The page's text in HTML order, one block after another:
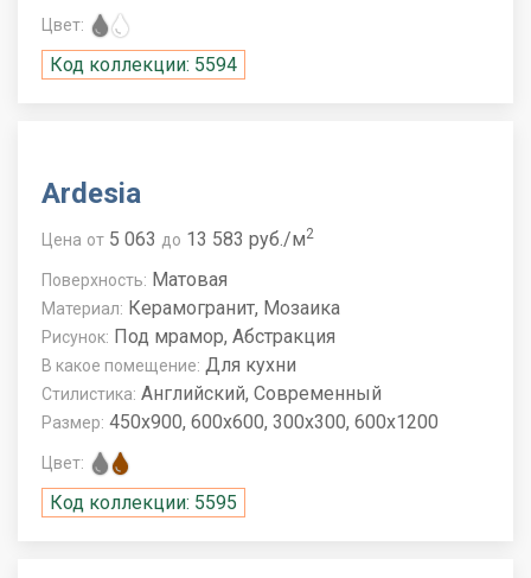
Цвет:
Код коллекции: 5594
Ardesia
Цена от 5 063 до 13 583 руб./м2
Поверхность: Матовая
Материал: Керамогранит, Мозаика
Рисунок: Под мрамор, Абстракция
В какое помещение: Для кухни
Стилистика: Английский, Современный
Размер: 450x900, 600x600, 300x300, 600x1200
Цвет:
Код коллекции: 5595